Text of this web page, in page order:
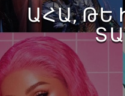
ԱՀԱ, ԹԵ